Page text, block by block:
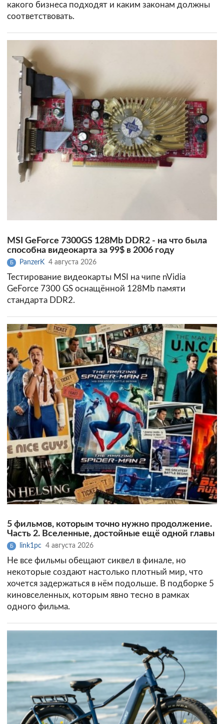
какого бизнеса подходят и каким законам должны
соответствовать.
MSI GeForce 7300GS 128Mb DDR2 - на что была
способна видеокарта за 99$ в 2006 году
Б PanzerK 4 августа 2026
Тестирование видеокарты MSI на чипе nVidia
GeForce 7300 GS оснащённой 128Mb памяти
стандарта DDR2.
5 фильмов, которым точно нужно продолжение.
Часть 2. Вселенные, достойные ещё одной главы
Б link1pc 4 августа 2026
Не все фильмы обещают сиквел в финале, но
некоторые создают настолько плотный мир, что
хочется задержаться в нём подольше. В подборке 5
киновселенных, которым явно тесно в рамках
одного фильма.